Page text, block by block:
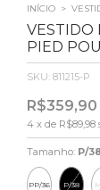
INÍCIO >
VESTIDO
PIED
SKU: 811215-P
R$359,90
4 x de R$89,98
Tamanho: P/38
PP/36 P/38